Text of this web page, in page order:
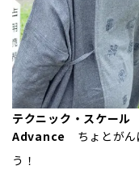
テクニック・スケール
Advance ちょとがん
う